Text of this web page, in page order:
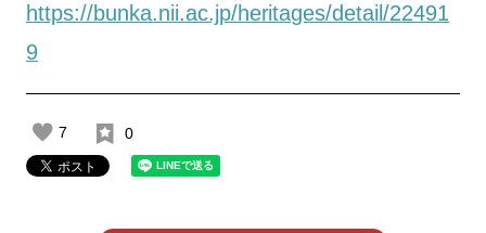
https://bunka.nii.ac.jp/heritages/detail/22491
9
7 0